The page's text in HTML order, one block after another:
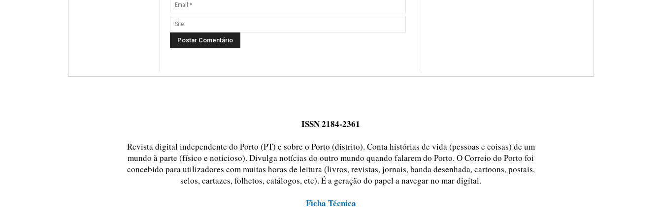
ISSN 2184-2361
Revista digital independente do Porto (PT) e sobre o Porto (distrito). Conta histórias de vida (pessoas e coisas) de um
mundo à parte (físico e noticioso). Divulga notícias do outro mundo quando falarem do Porto. O Correio do Porto foi
concebido para utilizadores com muitas horas de leitura (livros, revistas, jornais, banda desenhada, cartoons, postais,
selos, cartazes, folhetos, catálogos, etc). É a geração do papel a navegar no mar digital.
Ficha Técnica